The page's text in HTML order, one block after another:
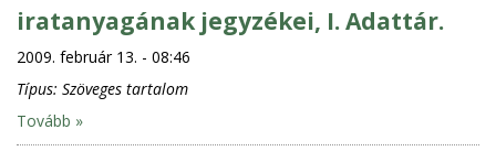
iratanyagának jegyzékei, I. Adattár.
2009. február 13. - 08:46
Típus: Szöveges tartalom
Tovább »